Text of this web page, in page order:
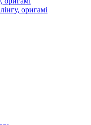
оригамі